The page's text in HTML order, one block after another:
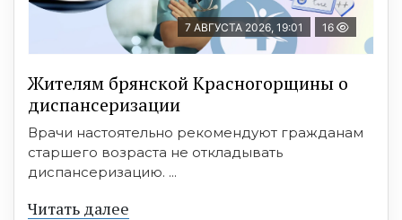
7 АВГУСТА 2026, 19:01 16
Жителям брянской Красногорщины о
диспансеризации
Врачи настоятельно рекомендуют гражданам
старшего возраста не откладывать
диспансеризацию. ...
Читать далее